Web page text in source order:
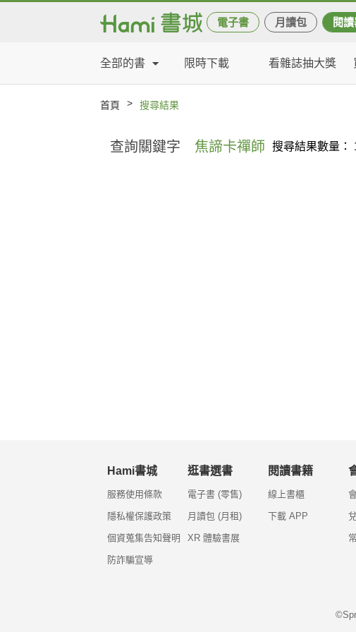
電子書 月讀包 閱
全部的書 限時下載 看雜誌抽大獎
首頁 > 搜尋結果
查詢關鍵字 焦諦卡禪師 搜尋結果數量：
Hami書城
服務使用條款
隱私權保護政策
個資蒐集告知聲明
防詐騙宣導
逛書選書
電子書 (零售)
月讀包 (月租)
XR 體驗書展
閱讀書籍
線上書櫃
下載 APP